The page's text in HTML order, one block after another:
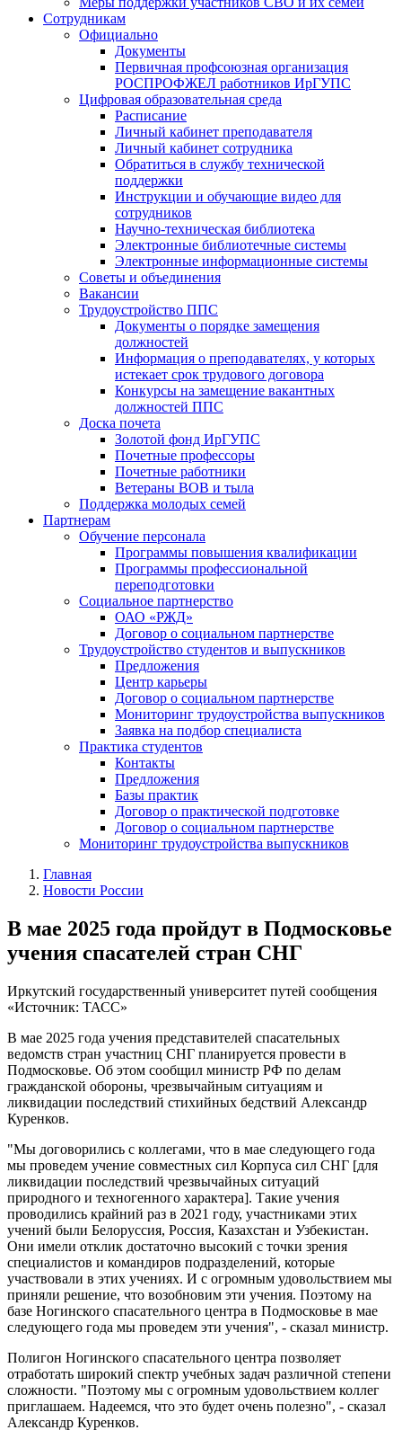
Сотрудникам
Официально
Документы
Первичная профсоюзная организация
РОСПРОФЖЕЛ работников ИрГУПС
Цифровая образовательная среда
Расписание
Личный кабинет преподавателя
Личный кабинет сотрудника
Обратиться в службу технической
поддержки
Инструкции и обучающие видео для
сотрудников
Научно-техническая библиотека
Электронные библиотечные системы
Электронные информационные системы
Советы и объединения
Вакансии
Трудоустройство ППС
Документы о порядке замещения
должностей
Информация о преподавателях, у которых
истекает срок трудового договора
Конкурсы на замещение вакантных
должностей ППС
Доска почета
Золотой фонд ИрГУПС
Почетные профессоры
Почетные работники
Ветераны ВОВ и тыла
Поддержка молодых семей
Партнерам
Обучение персонала
Программы повышения квалификации
Программы профессиональной
переподготовки
Социальное партнерство
ОАО «РЖД»
Договор о социальном партнерстве
Трудоустройство студентов и выпускников
Предложения
Центр карьеры
Договор о социальном партнерстве
Мониторинг трудоустройства выпускников
Заявка на подбор специалиста
Практика студентов
Контакты
Предложения
Базы практик
Договор о практической подготовке
Договор о социальном партнерстве
Мониторинг трудоустройства выпускников
Главная
Новости России
В мае 2025 года пройдут в Подмосковье
учения спасателей стран СНГ
Иркутский государственный университет путей сообщения
«Источник: ТАСС»
В мае 2025 года учения представителей спасательных
ведомств стран участниц СНГ планируется провести в
Подмосковье. Об этом сообщил министр РФ по делам
гражданской обороны, чрезвычайным ситуациям и
ликвидации последствий стихийных бедствий Александр
Куренков.
"Мы договорились с коллегами, что в мае следующего года
мы проведем учение совместных сил Корпуса сил СНГ [для
ликвидации последствий чрезвычайных ситуаций
природного и техногенного характера]. Такие учения
проводились крайний раз в 2021 году, участниками этих
учений были Белоруссия, Россия, Казахстан и Узбекистан.
Они имели отклик достаточно высокий с точки зрения
специалистов и командиров подразделений, которые
участвовали в этих учениях. И с огромным удовольствием мы
приняли решение, что возобновим эти учения. Поэтому на
базе Ногинского спасательного центра в Подмосковье в мае
следующего года мы проведем эти учения", - сказал министр.
Полигон Ногинского спасательного центра позволяет
отработать широкий спектр учебных задач различной степени
сложности. "Поэтому мы с огромным удовольствием коллег
приглашаем. Надеемся, что это будет очень полезно", - сказал
Александр Куренков.